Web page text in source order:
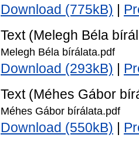
Download (775kB)
Text (Melegh Béla
Melegh Béla bírálata.pdf
Download (293kB)
Text (Méhes Gábor
Méhes Gábor bírálata.pdf
Download (550kB)